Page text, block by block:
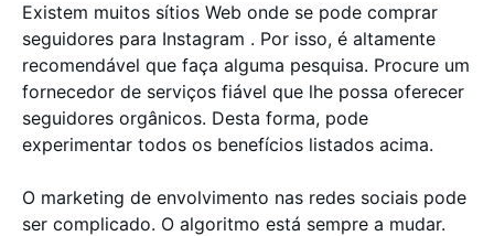
Existem muitos sítios Web onde se pode comprar
seguidores para Instagram . Por isso, é altamente
recomendável que faça alguma pesquisa. Procure um
fornecedor de serviços fiável que lhe possa oferecer
seguidores orgânicos. Desta forma, pode
experimentar todos os benefícios listados acima.
O marketing de envolvimento nas redes sociais pode
ser complicado. O algoritmo está sempre a mudar.